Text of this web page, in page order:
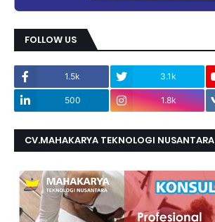
FOLLOW US
1.5k 3.1k
500 1.8k
CV.MAHAKARYA TEKNOLOGI NUSANTARA